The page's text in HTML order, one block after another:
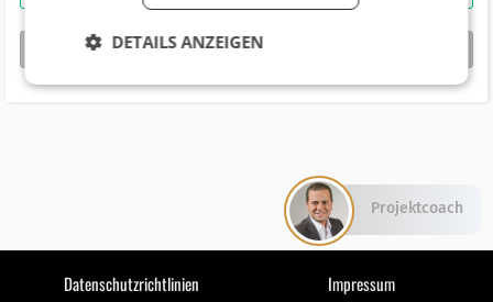
bizbook-Profil vonPetra Ossmann
Datenschutzrichtlinien Impressum
DETAILS ANZEIGEN
Projektcoach